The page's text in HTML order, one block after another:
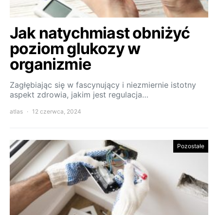
Jak natychmiast obniżyć
poziom glukozy w
organizmie
Zagłębiając się w fascynujący i niezmiernie istotny
aspekt zdrowia, jakim jest regulacja…
atlas 12 czerwca, 2024
Pozostałe